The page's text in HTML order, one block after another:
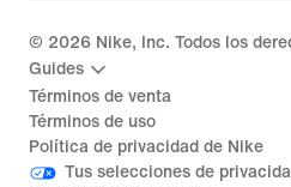
© 2026 Nike, Inc. Todos los
Guides
Términos de venta
Términos de uso
Política de privacidad de Nike
Tus selecciones de